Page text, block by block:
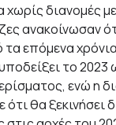
διανομές
ανακοίνωσαν
επόμενα
το
ενώ η
θα ξεκινήσει